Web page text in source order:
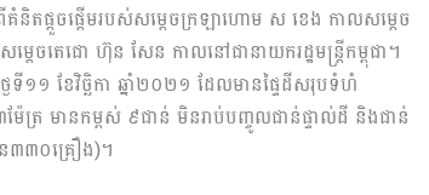
រហ័ស
គំនិតផ្តួចផ្តើម​របស់​សម្តេចក្រឡាហោម ស ខេង កាលសម្តេច​
តេចតេជោ ហ៊ុន សែន កាលនៅជានាយករដ្ឋមន្ត្រីកម្ពុជា។
ទី១១ ខែវិច្ឆិកា ឆ្នាំ២០២១ ដែលមានផ្ទៃដីសរុបទំហំ
មានកម្ពស់ ៩ជាន់ មិនរាប់បញ្ចូលជាន់ផ្ទាល់ដី និងជាន់
៣៣០គ្រឿង)។